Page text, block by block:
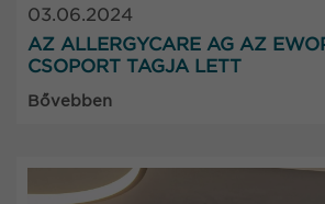
03.06.2024
AZ ALLERGYCARE AG AZ
CSOPORT TAGJA LETT
Bővebben